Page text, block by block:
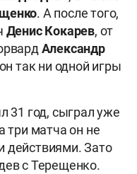
. А после того,
Денис Кокарев, от
Александр
так ни одной игры
31 год, сыграл уже
три матча он не
действиями. Зато
с Терещенко.